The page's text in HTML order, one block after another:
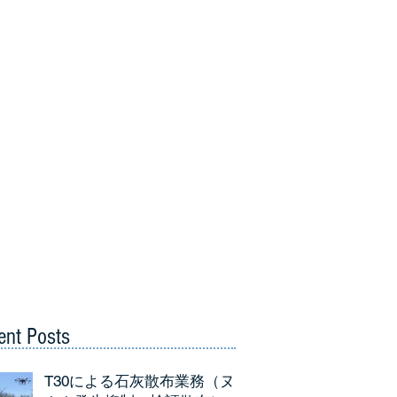
Posts
T30による石灰散布業務（ヌ